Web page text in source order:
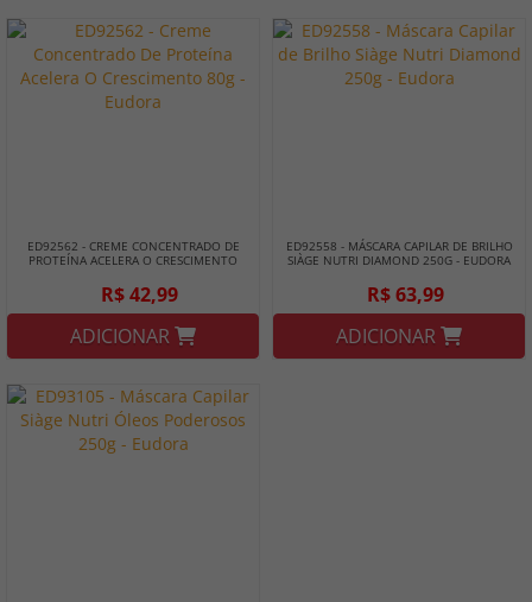
ED92562 - CREME CONCENTRADO DE
PROTEÍNA ACELERA O CRESCIMENTO
R$ 42,99
ADICIONAR
ED92558 - MÁSCARA CAPILAR DE BRILHO
SIÀGE NUTRI DIAMOND 250G - EUDORA
R$ 63,99
ADICIONAR